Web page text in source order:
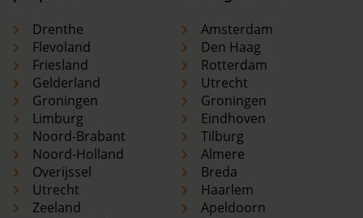
Drenthe
Flevoland
Friesland
Gelderland
Groningen
Limburg
Noord-Brabant
Noord-Holland
Overijssel
Utrecht
Zeeland
Amsterdam
Den Haag
Rotterdam
Utrecht
Groningen
Eindhoven
Tilburg
Almere
Breda
Haarlem
Apeldoorn